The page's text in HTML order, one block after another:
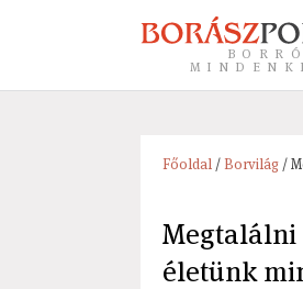
Főoldal/Borvilág/
Megtalálni
életünk